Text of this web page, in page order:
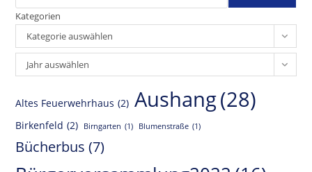
Kategorien
Kategorie auswählen
Archiv
Jahr auswählen
Altes Feuerwehrhaus (2) Aushang(28)
Birkenfeld (2) Birngarten (1) Blumenstraße (1)
Bücherbus (7)